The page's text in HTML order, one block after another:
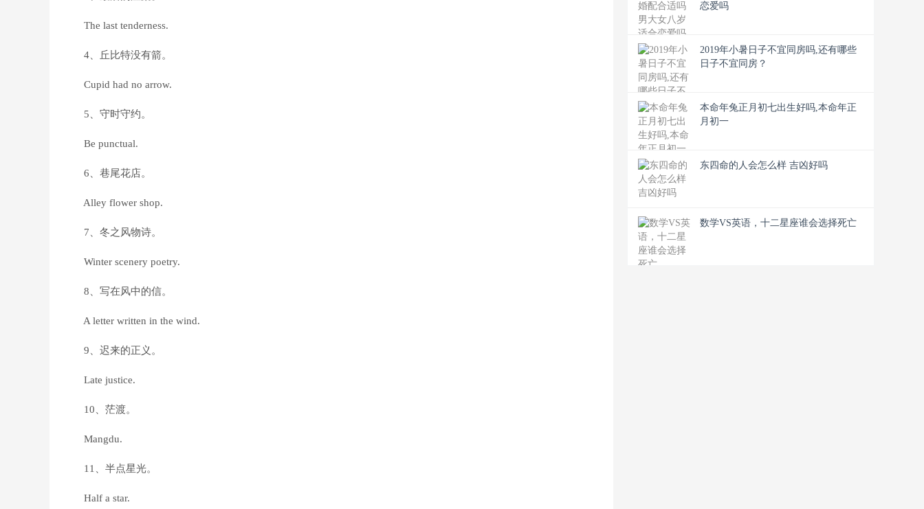
The last tenderness.
4、丘比特没有箭。
Cupid had no arrow.
5、守时守约。
Be punctual.
6、巷尾花店。
Alley flower shop.
7、冬之风物诗。
Winter scenery poetry.
8、写在风中的信。
A letter written in the wind.
9、迟来的正义。
Late justice.
10、茫渡。
Mangdu.
11、半点星光。
Half a star.
恋爱吗
2019年小暑日子不宜同房吗,还有哪些
日子不宜同房？
本命年兔正月初七出生好吗,本命年正
月初一
东四命的人会怎么样 吉凶好吗
数学VS英语，十二星座谁会选择死亡